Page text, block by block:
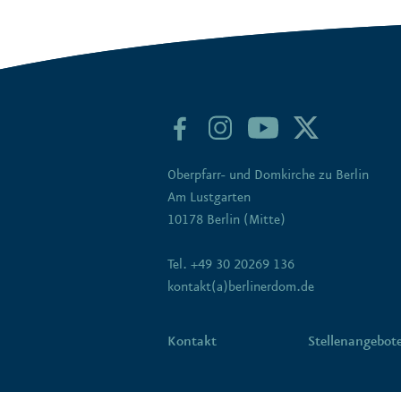
Oberpfarr- und Domkirche zu Berlin
Am Lustgarten
10178 Berlin (Mitte)
Tel. +49 30 20269 136
kontakt(a)berlinerdom.de
Kontakt